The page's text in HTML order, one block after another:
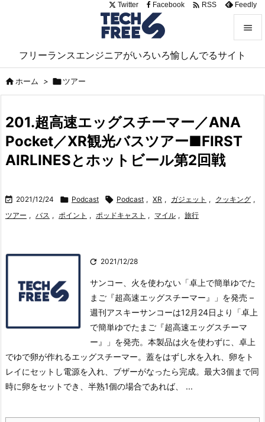
フリーランスエンジニアがいろいろ愉しんでるサイト


サイド
Twitter Facebook  RSS Feedly
ホーム > ツアー
201.超高速エッグスチーマー／ANA
Pocket／XR観光バスツアー■FIRST
AIRLINESとホットビール第2回戦
 2021/12/24  Podcast  Podcast , XR , ガジェット , クッキング ,
ツアー , バス , ポイント , ポッドキャスト , マイル , 旅行
 2021/12/28
サンコー、火を使わない「卓上で簡単ゆでた
まご『超高速エッグスチーマー』」を発売 –
週刊アスキーサンコーは12月24日より「卓上
で簡単ゆでたまご『超高速エッグスチーマ
ー』」を発売。 本製品は火を使わずに、卓上
でゆで卵が作れるエッグスチーマー。蓋をはずし水を入れ、卵をト
レイにセットし電源を入れ、ブザーがなったら完成。 最大3個まで同
時に卵をセットでき、半熟1個の場合であれば、 ...